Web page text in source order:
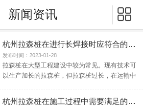
新闻资讯 
杭州拉森桩在进行长焊接时应符合的四个条件
发布时间：2023-01-28
拉森桩在大型工程建设中较为常见。现有技术可
以生产加长的拉森桩，但拉森桩过长，在运输中
杭州拉森桩在施工过程中需要满足的七个要求